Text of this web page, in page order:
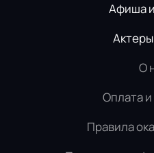
Афиша
О
Оплата и
Правила